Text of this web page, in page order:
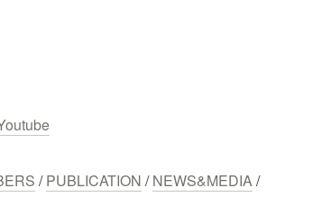
/ PUBLICATION / NEWS&MEDIA /